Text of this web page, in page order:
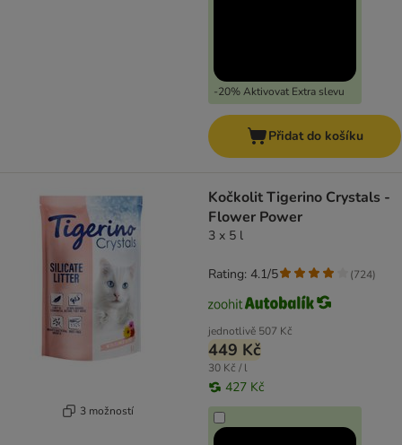
-20% Aktivovat Extra slevu
Přidat do košíku
3 možností
Kočkolit Tigerino Crystals -
Flower Power
3 x 5 l
jednotlivě 507 Kč
449 Kč
30 Kč / l
427 Kč
Rating: 4.1/5 (724)